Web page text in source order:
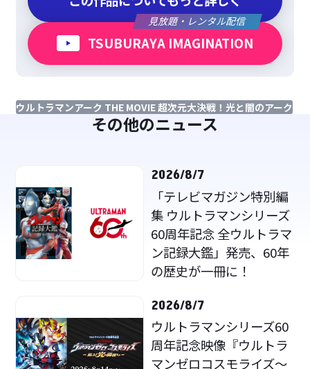
見放題・レンタル配信
TSUBURAYA IMAGINATION
ウルトラマンアーク THE MOVIE 超次元大決戦！光と闇のアーク
その他のニュース
2026/8/7
「テレビマガジン特別編
集 ウルトラマンシリーズ
60周年記念 全ウルトラマ
ン記録大鑑」発売、60年
の歴史が一冊に！
2026/8/7
ウルトラマンシリーズ60
周年記念映像『ウルトラ
マンゼロコスモライズ～